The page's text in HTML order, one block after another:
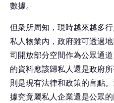
數據。
但衆所周知，現時越來越多
私人物業內，政府雖可透過
司開放部分空間作為公眾通
的資料應該歸私人還是政府
則是現有法律和政策的盲點
據究竟屬私人企業還是公眾的